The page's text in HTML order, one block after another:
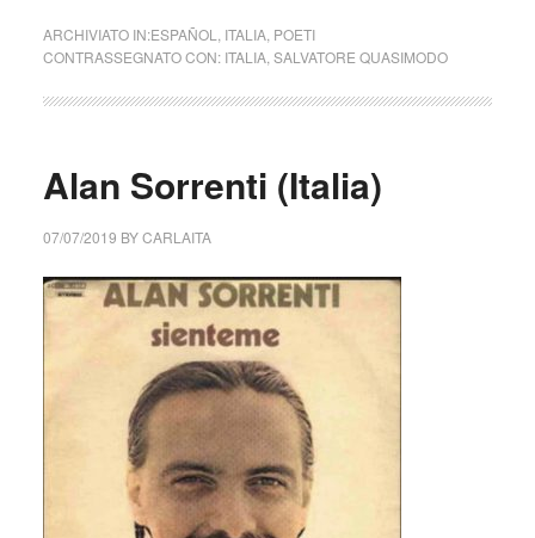
ARCHIVIATO IN:ESPAÑOL ITALIA, POETI
CONTRASSEGNATO CON: ITALIA, SALVATORE QUASIMODO
Alan Sorrenti (Italia)
07/07/2019 BYCARLAITA